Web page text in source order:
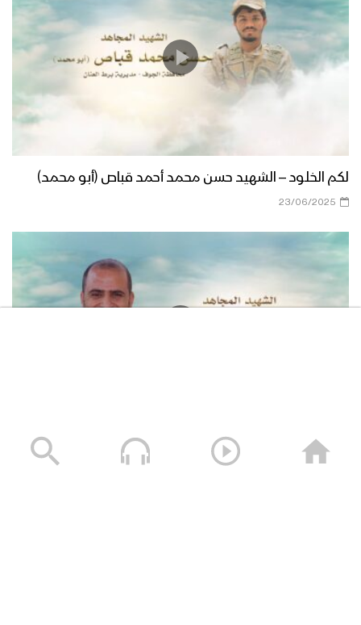
لكم الخلود – الشهيد حسن محمد أحمد قباص (أبو محمد)
23/06/2025
لكم الخلود – الشهيد محمد طه الجنيد (أبو طه)